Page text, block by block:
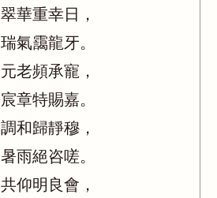
翠華重幸日，
瑞氣靄龍牙。
元老頻承寵，
宸章特賜嘉。
調和歸靜穆，
暑雨絕咨嗟。
共仰明良會，